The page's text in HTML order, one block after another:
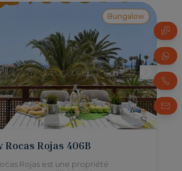
Bungalow
Rocas Rojas 406B
Rojas est une propriété